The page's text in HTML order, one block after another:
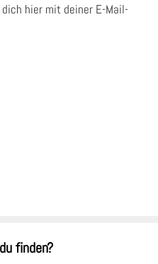
hier mit deiner E-Mail-
finden?